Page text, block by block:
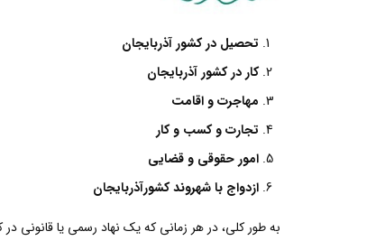
تحصیل در کشور آذربایجان
کار در کشور آذربایجان
مهاجرت و اقامت
تجارت و کسب و کار
امور حقوقی و قضایی
ازدواج با شهروند کشورآذربایجان
به طور کلی، در هر زمانی که یک نهاد رسمی یا قانونی در